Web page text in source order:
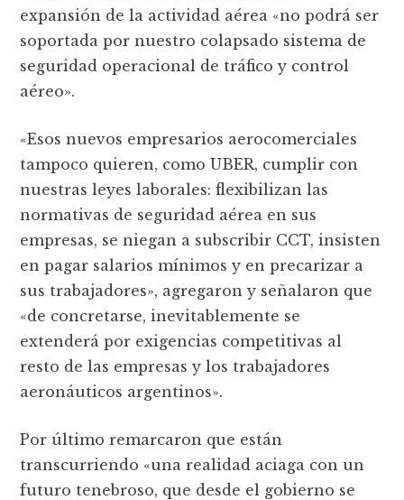
expansión de la actividad aérea «no podrá ser
soportada por nuestro colapsado sistema de
seguridad operacional de tráfico y control
aéreo».
«Esos nuevos empresarios aerocomerciales
tampoco quieren, como UBER, cumplir con
nuestras leyes laborales: flexibilizan las
normativas de seguridad aérea en sus
empresas, se niegan a subscribir CCT, insisten
en pagar salarios mínimos y en precarizar a
sus trabajadores», agregaron y señalaron que
«de concretarse, inevitablemente se
extenderá por exigencias competitivas al
resto de las empresas y los trabajadores
aeronáuticos argentinos».
Por último remarcaron que están
transcurriendo «una realidad aciaga con un
futuro tenebroso, que desde el gobierno se